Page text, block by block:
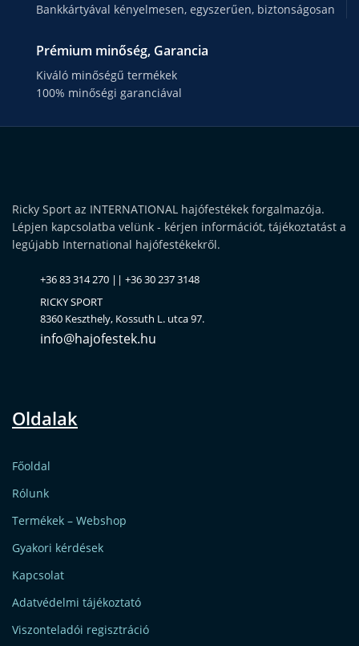
Bankkártyával kényelmesen, egyszerűen, biztonságosan
Prémium minőség, Garancia
Kiváló minőségű termékek
100% minőségi garanciával
Ricky Sport az INTERNATIONAL hajófestékek forgalmazója.
Lépjen kapcsolatba velünk - kérjen információt, tájékoztatást a
legújabb International hajófestékekről.
+36 83 314 270 || +36 30 237 3148
RICKY SPORT
8360 Keszthely, Kossuth L. utca 97.
info@hajofestek.hu
Oldalak
Főoldal
Rólunk
Termékek – Webshop
Gyakori kérdések
Kapcsolat
Adatvédelmi tájékoztató
Viszonteladói regisztráció